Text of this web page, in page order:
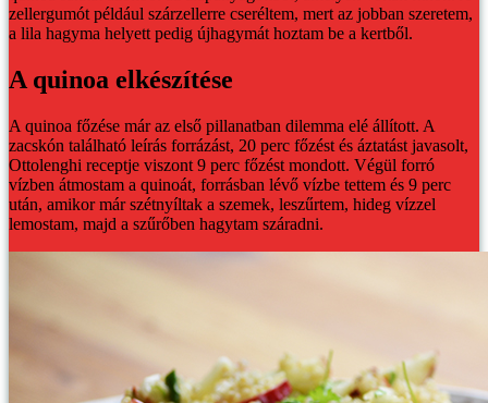
zellergumót például szárzellerre cseréltem, mert az jobban szeretem,
a lila hagyma helyett pedig újhagymát hoztam be a kertből.
A quinoa elkészítése
A quinoa főzése már az első pillanatban dilemma elé állított. A
zacskón található leírás forrázást, 20 perc főzést és áztatást javasolt,
Ottolenghi receptje viszont 9 perc főzést mondott. Végül forró
vízben átmostam a quinoát, forrásban lévő vízbe tettem és 9 perc
után, amikor már szétnyíltak a szemek, leszűrtem, hideg vízzel
lemostam, majd a szűrőben hagytam száradni.